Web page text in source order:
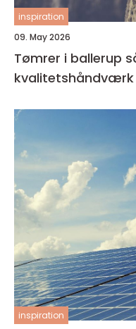
inspiration
09. May 2026
Tømrer i ballerup sådan får du
inspiration